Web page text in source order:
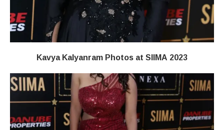
Kavya Kalyanram Photos at SIIMA 2023